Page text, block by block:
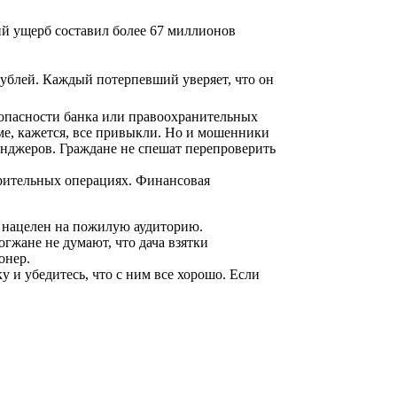
ущерб составил более 67 миллионов
Каждый потерпевший уверяет, что он
банка или правоохранительных
кажется, все привыкли. Но и мошенники
Граждане не спешат перепроверить
операциях. Финансовая
нацелен на пожилую аудиторию.
не думают, что дача взятки
убедитесь, что с ним все хорошо. Если